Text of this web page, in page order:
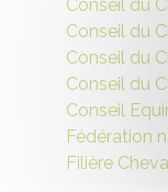
Conseil du
Conseil du
Conseil du
Conseil du
Conseil
Fédération
Filière